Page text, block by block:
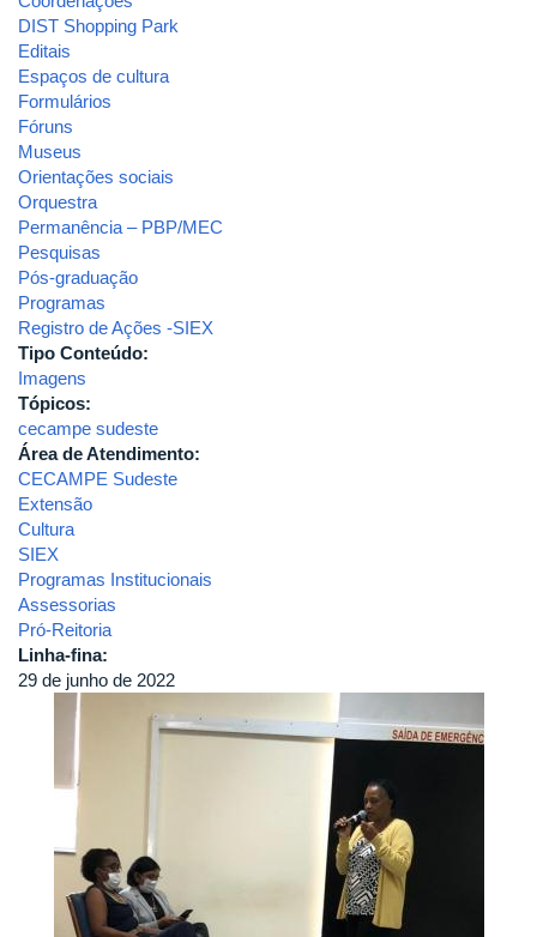
DIST Shopping Park
Editais
Espaços de cultura
Formulários
Fóruns
Museus
Orientações sociais
Orquestra
Permanência – PBP/MEC
Pesquisas
Pós-graduação
Programas
Registro de Ações -SIEX
Tipo Conteúdo:
Imagens
Tópicos:
cecampe sudeste
Área de Atendimento:
CECAMPE Sudeste
Extensão
Cultura
SIEX
Programas Institucionais
Assessorias
Pró-Reitoria
Linha-fina:
29 de junho de 2022